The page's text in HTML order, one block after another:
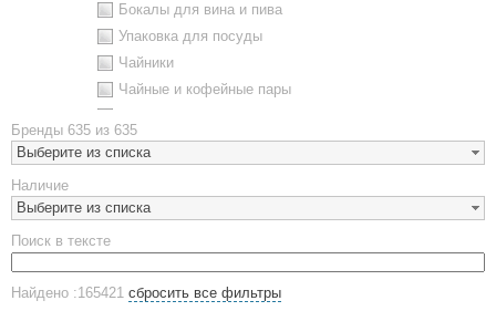
Бокалы для вина и пива
Упаковка для посуды
Чайники
Чайные и кофейные пары
Наборы посуды
Предметы сервировки
Стаканы
Эко кружки
ЕВРОПОСУДА
Аксессуары
Ежедневники и блокноты
Бренды 635 из 635
Выберите из списка
Наличие
Выберите из списка
Поиск в тексте
Найдено :165421 сбросить все фильтры